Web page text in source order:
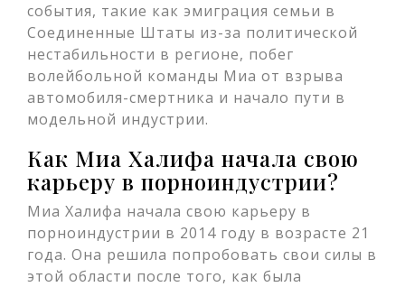
события, такие как эмиграция семьи в
Соединенные Штаты из-за политической
нестабильности в регионе, побег
волейбольной команды Миа от взрыва
автомобиля-смертника и начало пути в
модельной индустрии.
Как Миа Халифа начала свою
карьеру в порноиндустрии?
Миа Халифа начала свою карьеру в
порноиндустрии в 2014 году в возрасте 21
года. Она решила попробовать свои силы в
этой области после того, как была